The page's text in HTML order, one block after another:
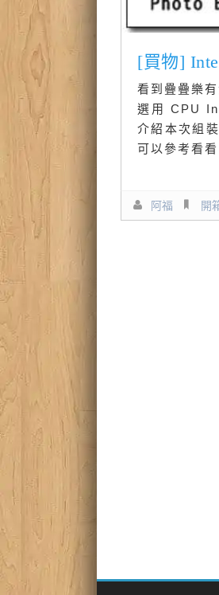
[買物]
看到疊疊樂
選用 CPU
介紹本次組
可以參考看看
阿福 開